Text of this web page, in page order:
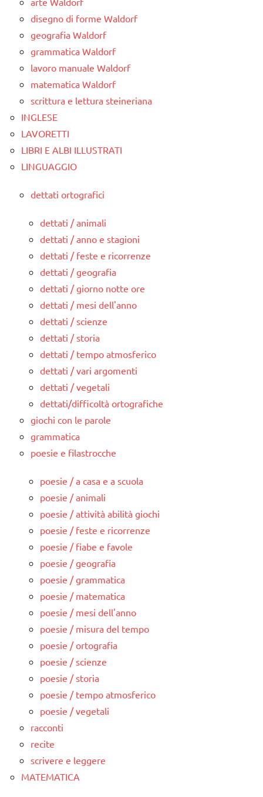
disegno di forme Waldorf
geografia Waldorf
grammatica Waldorf
lavoro manuale Waldorf
matematica Waldorf
scrittura e lettura steineriana
INGLESE
LAVORETTI
LIBRI E ALBI ILLUSTRATI
LINGUAGGIO
dettati ortografici
dettati / animali
dettati / anno e stagioni
dettati / feste e ricorrenze
dettati / geografia
dettati / giorno notte ore
dettati / mesi dell'anno
dettati / scienze
dettati / storia
dettati / tempo atmosferico
dettati / vari argomenti
dettati / vegetali
dettati/difficoltà ortografiche
giochi con le parole
grammatica
poesie e filastrocche
poesie / a casa e a scuola
poesie / animali
poesie / attività abilità giochi
poesie / feste e ricorrenze
poesie / fiabe e favole
poesie / geografia
poesie / grammatica
poesie / matematica
poesie / mesi dell'anno
poesie / misura del tempo
poesie / ortografia
poesie / scienze
poesie / storia
poesie / tempo atmosferico
poesie / vegetali
racconti
recite
scrivere e leggere
MATEMATICA